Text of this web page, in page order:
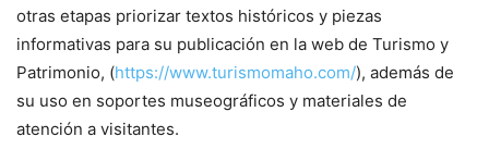
otras etapas priorizar textos históricos y piezas
informativas para su publicación en la web de Turismo y
Patrimonio, (https://www.turismomaho.com/), además de
su uso en soportes museográficos y materiales de
atención a visitantes.